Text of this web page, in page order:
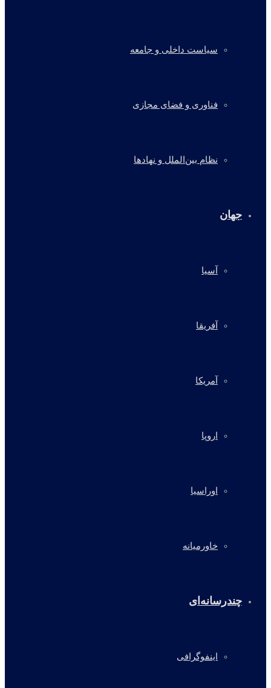
سیاست داخلی و جامعه
فناوری و فضای مجازی
نظام بین‌الملل و نهادها
جهان
آسیا
آفریقا
آمریکا
اروپا
اوراسیا
خاورمیانه
چندرسانه‌ای
اینفوگرافی